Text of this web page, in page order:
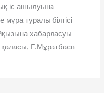
іс ашылуына
туралы білгісі
хабарласуы
Ғ.Мұратбаев